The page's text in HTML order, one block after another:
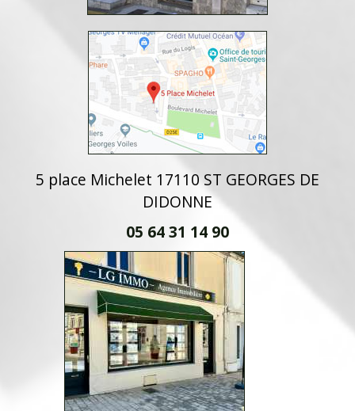
5 place Michelet 17110 ST GEORGES DE
DIDONNE
05 64 31 14 90